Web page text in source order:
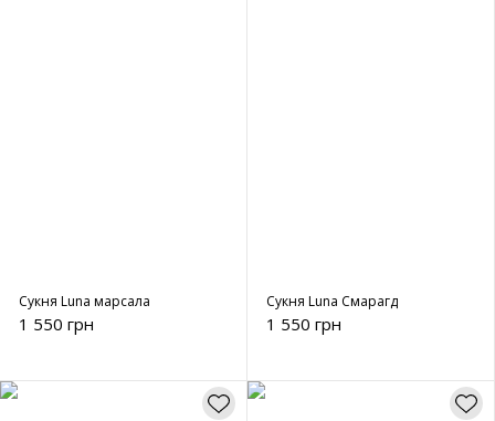
Сукня Luna марсала
1 550 грн
Сукня Luna Смарагд
1 550 грн